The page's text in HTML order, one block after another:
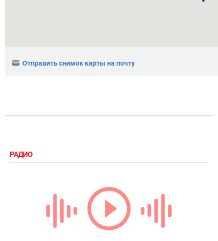
Отправить снимок карты на почту
РАДИО